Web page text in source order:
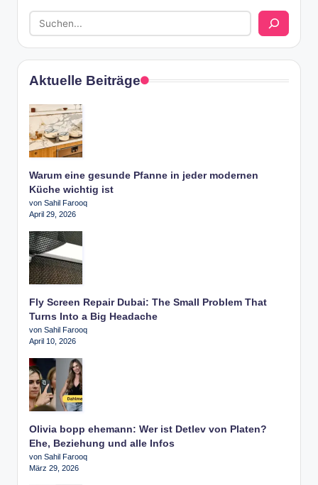
Aktuelle Beiträge
Warum eine gesunde Pfanne in jeder modernen
Küche wichtig ist
von Sahil Farooq
April 29, 2026
Fly Screen Repair Dubai: The Small Problem That
Turns Into a Big Headache
von Sahil Farooq
April 10, 2026
Olivia bopp ehemann: Wer ist Detlev von Platen?
Ehe, Beziehung und alle Infos
von Sahil Farooq
März 29, 2026